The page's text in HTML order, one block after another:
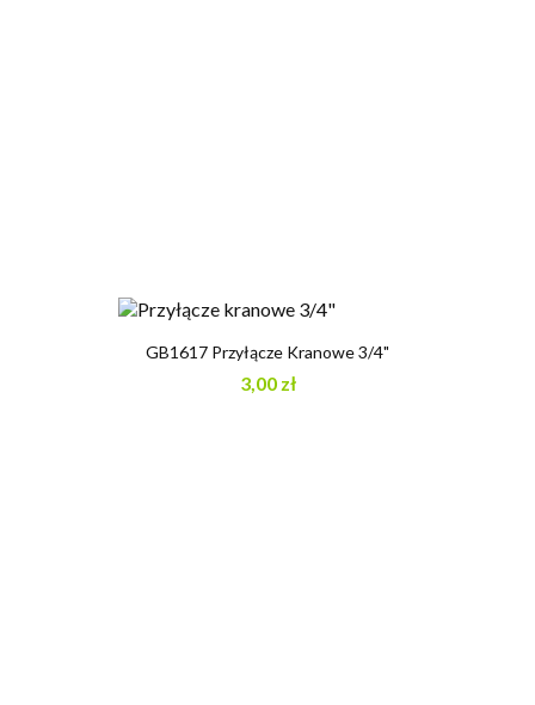
GB1617 Przyłącze Kranowe 3/4"
3,00 zł